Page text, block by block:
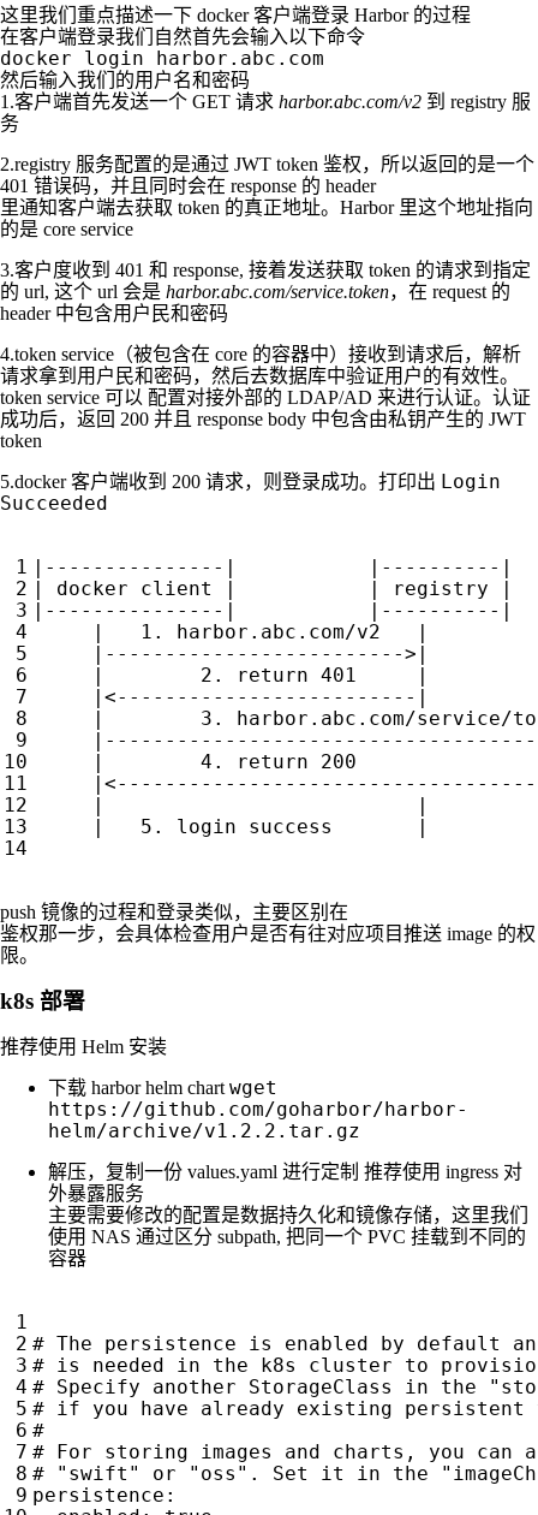
这里我们重点描述一下 docker 客户端登录 Harbor 的过程
在客户端登录我们自然首先会输入以下命令
docker login harbor.abc.com
然后输入我们的用户名和密码
1.客户端首先发送一个 GET 请求 harbor.abc.com/v2 到 registry 服
务
2.registry 服务配置的是通过 JWT token 鉴权，所以返回的是一个
401 错误码，并且同时会在 response 的 header
里通知客户端去获取 token 的真正地址。Harbor 里这个地址指向
的是 core service
3.客户度收到 401 和 response, 接着发送获取 token 的请求到指定
的 url, 这个 url 会是 harbor.abc.com/service.token，在 request 的
header 中包含用户民和密码
4.token service（被包含在 core 的容器中）接收到请求后，解析
请求拿到用户民和密码，然后去数据库中验证用户的有效性。
token service 可以 配置对接外部的 LDAP/AD 来进行认证。认证
成功后，返回 200 并且 response body 中包含由私钥产生的 JWT
token
5.docker 客户端收到 200 请求，则登录成功。打印出 Login
Succeeded
push 镜像的过程和登录类似，主要区别在
鉴权那一步，会具体检查用户是否有往对应项目推送 image 的权
限。
k8s 部署
推荐使用 Helm 安装
下载 harbor helm chart wget
https://github.com/goharbor/harbor-
helm/archive/v1.2.2.tar.gz
解压，复制一份 values.yaml 进行定制 推荐使用 ingress 对
外暴露服务
主要需要修改的配置是数据持久化和镜像存储，这里我们
使用 NAS 通过区分 subpath, 把同一个 PVC 挂载到不同的
容器
# The persistence is enabled by default
# is needed in the k8s cluster to
# Specify another StorageClass in the
# if you have already existing persistent
#
# For storing images and charts, you
# "swift" or "oss". Set it in the
persistence :